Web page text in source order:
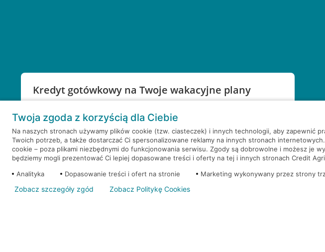
Kredyt gotówkowy na Twoje wakacyjne plany
RRSO: 9,6%
WEŹ KREDYT NOTA PRAWNA
Twoja zgoda z korzyścią dla Ciebie
Na naszych stronach używamy plików cookie (tzw. ciasteczek) i innych technologii, aby zapewnić
Twoich potrzeb, a także dostarczać Ci spersonalizowane reklamy na innych stronach
cookie – poza plikami niezbędnymi do funkcjonowania serwisu. Zgody są dobrowolne i możesz je
będziemy mogli prezentować Ci lepiej dopasowane treści i oferty na tej i innych stronach Credit
Analityka
Dopasowanie treści i ofert na stronie Marketing wykonywany przez strony
Zobacz szczegóły zgód Zobacz Politykę Cookies